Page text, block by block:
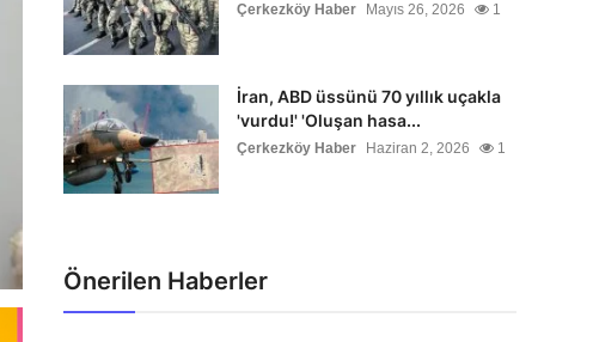
Çerkezköy Haber Mayıs 26, 2026 1
İran, ABD üssünü 70 yıllık uçakla
'vurdu!' 'Oluşan hasa...
Çerkezköy Haber Haziran 2, 2026 1
Önerilen Haberler